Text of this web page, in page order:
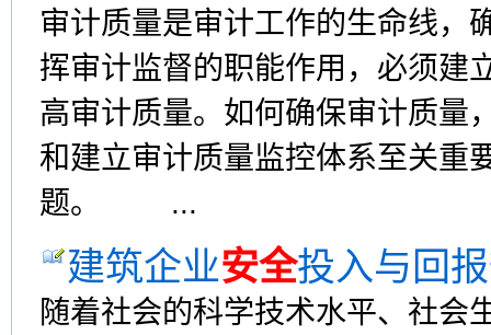
审计质量是审计工作的生命线，
挥审计监督的职能作用，必须建
高审计质量。如何确保审计质量
和建立审计质量监控体系至关重
题。 ...
建筑企业安全投入与回
随着社会的科学技术水平、社会